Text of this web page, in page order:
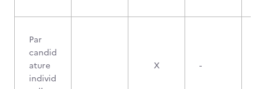
Par
candid
ature
individ
X -